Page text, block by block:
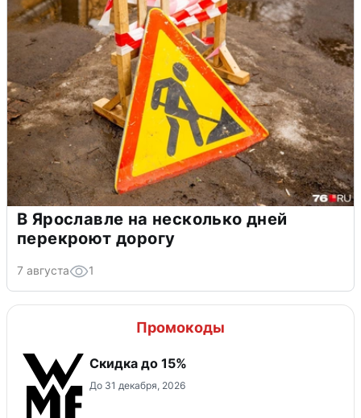
В Ярославле на несколько дней
перекроют дорогу
7 августа 1
Промокоды
Скидка до 15%
До 31 декабря, 2026